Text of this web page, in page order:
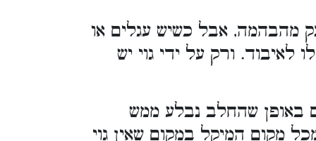
מהבהמה, אבל כשיש עגלים או
לאיבוד. ורק על ידי גוי יש
באופן שהחלב נבלע ממש
מקום המיקל במקום שאין גוי